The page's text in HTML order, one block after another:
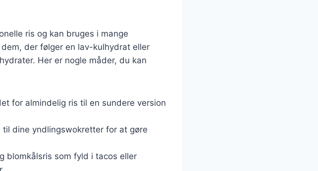
ris og kan bruges i mange
der følger en lav-kulhydrat eller
Her er nogle måder, du kan
for almindelig ris til en sundere version
dine yndlingswokretter for at gøre
blomkålsris som fyld i tacos eller